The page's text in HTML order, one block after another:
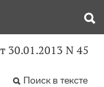
30.01.2013 N 45
Поиск в тексте